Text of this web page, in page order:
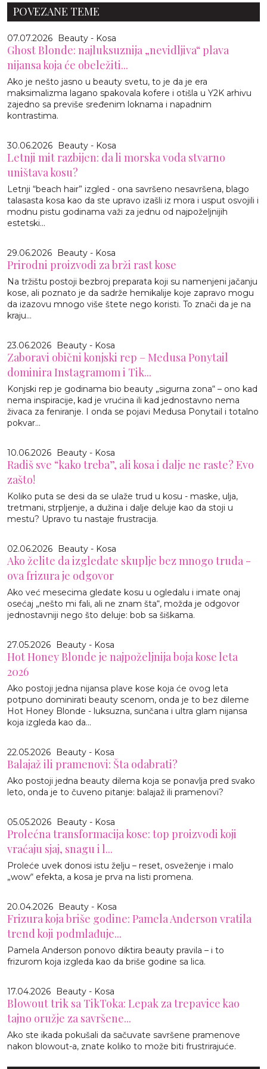
POVEZANE TEME
07.07.2026 Beauty - Kosa
Ghost Blonde: najluksuznija „nevidljiva“ plava
nijansa koja će obeležiti...
Ako je nešto jasno u beauty svetu, to je da je era
maksimalizma lagano spakovala kofere i otišla u Y2K arhivu
zajedno sa previše sređenim loknama i napadnim
kontrastima.
30.06.2026 Beauty - Kosa
Letnji mit razbijen: da li morska voda stvarno
uništava kosu?
Letnji “beach hair” izgled - ona savršeno nesavršena, blago
talasasta kosa kao da ste upravo izašli iz mora i usput osvojili i
modnu pistu godinama važi za jednu od najpoželjnijih
estetski...
29.06.2026 Beauty - Kosa
Prirodni proizvodi za brži rast kose
Na tržištu postoji bezbroj preparata koji su namenjeni jačanju
kose, ali poznato je da sadrže hemikalije koje zapravo mogu
da izazovu mnogo više štete nego koristi. To znači da je na
kraju...
23.06.2026 Beauty - Kosa
Zaboravi obični konjski rep – Medusa Ponytail
dominira Instagramom i Tik...
Konjski rep je godinama bio beauty „sigurna zona“ – ono kad
nema inspiracije, kad je vrućina ili kad jednostavno nema
živaca za feniranje. I onda se pojavi Medusa Ponytail i totalno
pokvar...
10.06.2026 Beauty - Kosa
Radiš sve “kako treba”, ali kosa i dalje ne raste? Evo
zašto!
Koliko puta se desi da se ulaže trud u kosu - maske, ulja,
tretmani, strpljenje, a dužina i dalje deluje kao da stoji u
mestu? Upravo tu nastaje frustracija.
02.06.2026 Beauty - Kosa
Ako želite da izgledate skuplje bez mnogo truda -
ova frizura je odgovor
Ako već mesecima gledate kosu u ogledalu i imate onaj
osećaj „nešto mi fali, ali ne znam šta“, možda je odgovor
jednostavniji nego što deluje: bob sa šiškama.
27.05.2026 Beauty - Kosa
Hot Honey Blonde je najpoželjnija boja kose leta
2026
Ako postoji jedna nijansa plave kose koja će ovog leta
potpuno dominirati beauty scenom, onda je to bez dileme
Hot Honey Blonde - luksuzna, sunčana i ultra glam nijansa
koja izgleda kao da...
22.05.2026 Beauty - Kosa
Balajaž ili pramenovi: Šta odabrati?
Ako postoji jedna beauty dilema koja se ponavlja pred svako
leto, onda je to čuveno pitanje: balajaž ili pramenovi?
05.05.2026 Beauty - Kosa
Prolećna transformacija kose: top proizvodi koji
vraćaju sjaj, snagu i l...
Proleće uvek donosi istu želju – reset, osveženje i malo
„wow“ efekta, a kosa je prva na listi promena.
20.04.2026 Beauty - Kosa
Frizura koja briše godine: Pamela Anderson vratila
trend koji podmlađuje...
Pamela Anderson ponovo diktira beauty pravila – i to
frizurom koja izgleda kao da briše godine sa lica.
17.04.2026 Beauty - Kosa
Blowout trik sa TikToka: Lepak za trepavice kao
tajno oružje za savršene...
Ako ste ikada pokušali da sačuvate savršene pramenove
nakon blowout-a, znate koliko to može biti frustrirajuće.